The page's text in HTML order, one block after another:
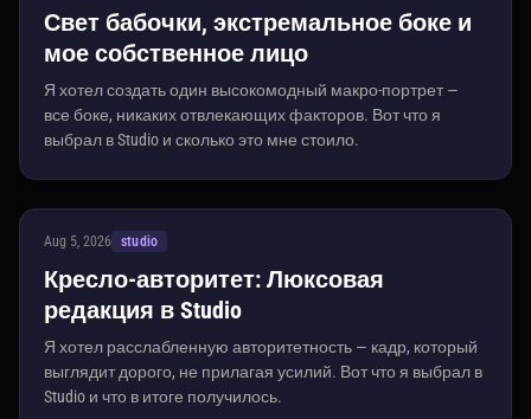
Свет бабочки, экстремальное боке и
мое собственное лицо
Я хотел создать один высокомодный макро-портрет —
все боке, никаких отвлекающих факторов. Вот что я
выбрал в Studio и сколько это мне стоило.
Aug 5, 2026 studio
Кресло-авторитет: Люксовая
редакция в Studio
Я хотел расслабленную авторитетность — кадр, который
выглядит дорого, не прилагая усилий. Вот что я выбрал в
Studio и что в итоге получилось.